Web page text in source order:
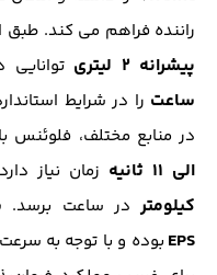
راننده فراهم می کند. طبق
پیشرانه 2 لیتری
ساعت را در شرایط
در منابع مختلف، فلوئنس با
الی 11 ثانیه
زمان نیاز
کیلومتردر ساعت برسد.
EPS بوده و با توجه به